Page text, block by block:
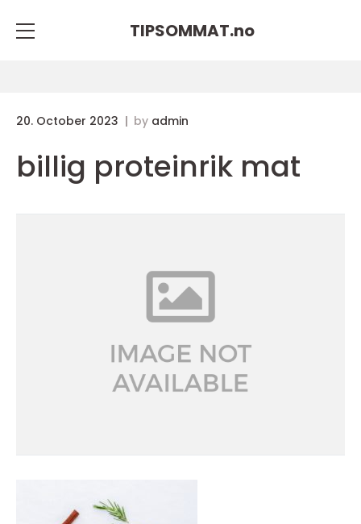
TIPSOMMAT.no
20. October 2023 by admin
billig proteinrik mat